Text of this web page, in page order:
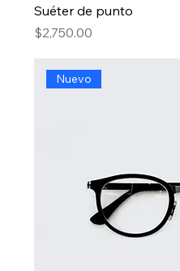
Suéter de punto
Precio
$2,750.00
Nuevo